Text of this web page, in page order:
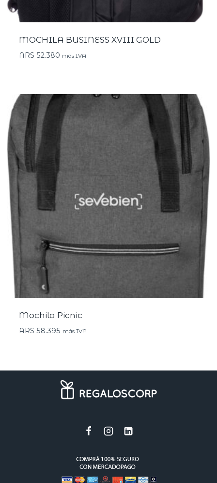
MOCHILA BUSINESS XVIII GOLD
ARS 52.380 más IVA
Mochila Picnic
ARS 58.395 más IVA